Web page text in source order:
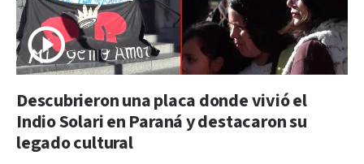
Descubrieron una placa donde vivió el
Indio Solari en Paraná y destacaron su
legado cultural